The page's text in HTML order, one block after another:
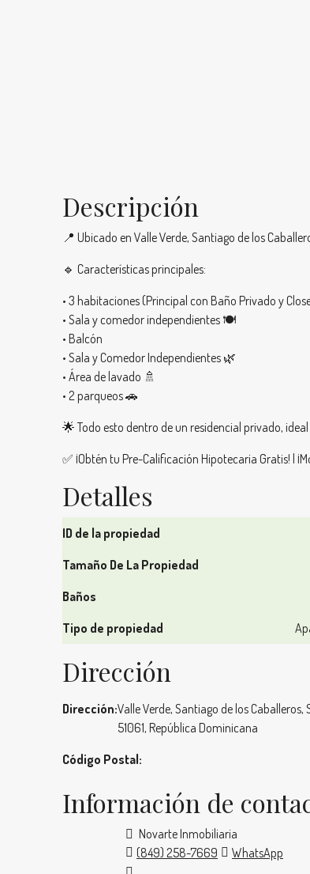
Descripción
📍 Ubicado en Valle Verde, Santiago de los
🔹 Características principales:
• 3 habitaciones (Principal con Baño Privado y
• Sala y comedor independientes 🍽
• Balcón
• Sala y Comedor Independientes 🌿
• Área de lavado 🚿
• 2 parqueos 🚗
🌟 Todo esto dentro de un residencial privado,
✅ ¡Obtén tu Pre-Calificación Hipotecaria Gratis! |
Detalles
ID de la propiedad
Tamaño De La Propiedad
Baños
Tipo de propiedad
Dirección
Dirección:Valle Verde, Santiago de los Caballeros,
51061, República Dominicana
Código Postal:
Información de
Novarte Inmobiliaria
(849) 258-7669
WhatsApp